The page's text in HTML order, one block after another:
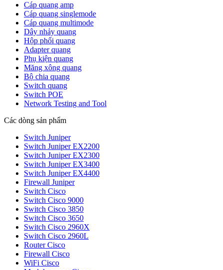
Cáp quang amp
Cáp quang singlemode
Cáp quang multimode
Dây nhảy quang
Hộp phối quang
Adapter quang
Phụ kiện quang
Măng xông quang
Bộ chia quang
Switch quang
Switch POE
Network Testing and Tool
Các dòng sản phẩm
Switch Juniper
Switch Juniper EX2200
Switch Juniper EX2300
Switch Juniper EX3400
Switch Juniper EX4400
Firewall Juniper
Switch Cisco
Switch Cisco 9000
Switch Cisco 3850
Switch Cisco 3650
Switch Cisco 2960X
Switch Cisco 2960L
Router Cisco
Firewall Cisco
WiFi Cisco